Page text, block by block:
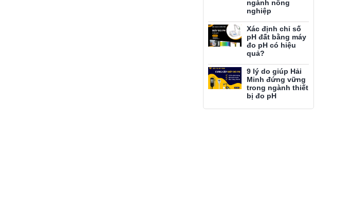
ngành nông
nghiệp
Xác định chỉ số
pH đất bằng máy
đo pH có hiệu
quả?
9 lý do giúp Hải
Minh đứng vững
trong ngành thiết
bị đo pH